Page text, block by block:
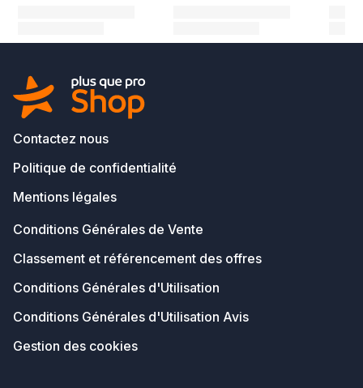
Contactez nous
Politique de confidentialité
Mentions légales
Conditions Générales de Vente
Classement et référencement des offres
Conditions Générales d'Utilisation
Conditions Générales d'Utilisation Avis
Gestion des cookies